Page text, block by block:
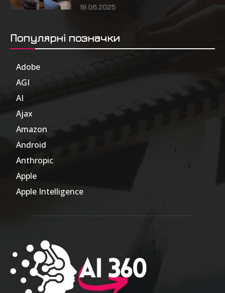
18.06.2025
Популярні позначки
Adobe
AGI
AI
Ajax
Amazon
Android
Anthropic
Apple
Apple Intelligence